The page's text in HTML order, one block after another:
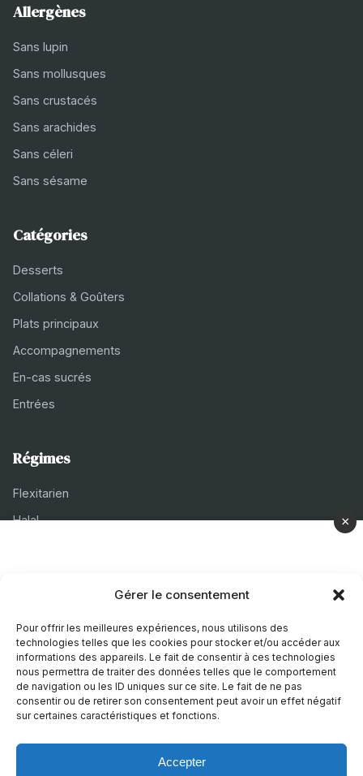
Gérer le consentement
Pour offrir les meilleures expériences, nous utilisons des
technologies telles que les cookies pour stocker et/ou accéder aux
informations des appareils. Le fait de consentir à ces technologies
nous permettra de traiter des données telles que le comportement
de navigation ou les ID uniques sur ce site. Le fait de ne pas
consentir ou de retirer son consentement peut avoir un effet négatif
sur certaines caractéristiques et fonctions.
Accepter
Allergènes
Sans lupin
Sans mollusques
Sans crustacés
Sans arachides
Sans céleri
Sans sésame
Catégories
Desserts
Collations & Goûters
Plats principaux
Accompagnements
En-cas sucrés
Entrées
Régimes
Flexitarien
Halal
À propos
Mentions légales
Politique de confidentialité
Politique de cookies
×